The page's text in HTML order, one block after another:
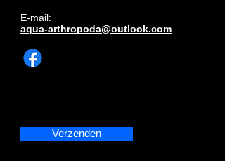
E-mail:
aqua-arthropoda@outlook.com
Verzenden